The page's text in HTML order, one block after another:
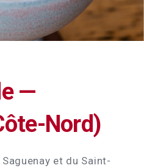
—
Nord)
et du Saint-